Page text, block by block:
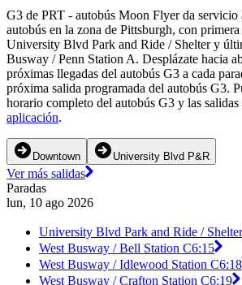
G3 de PRT - autobús Moon Flyer da servicio
autobús en la zona de Pittsburgh, con primera
University Blvd Park and Ride / Shelter y
Busway / Penn Station A. Desplázate hacia
próximas llegadas del autobús G3 a cada
próxima salida programada del autobús G3.
horario completo del autobús G3 y las salidas
aplicación.
Downtown University Blvd P&R
Ver más salidas
Paradas
lun, 10 ago 2026
University Blvd Park and Ride / Shelter
West Busway / Bell Station C6:15
West Busway / Idlewood Station C6:18
West Busway / Crafton Station C6:19